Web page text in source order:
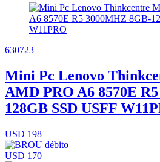
630723
Mini Pc Lenovo
AMD PRO A6 8570E
128GB SSD USFF
USD 198
USD 170